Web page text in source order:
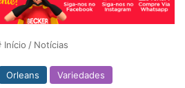
Início / Notícias
Orleans Variedades